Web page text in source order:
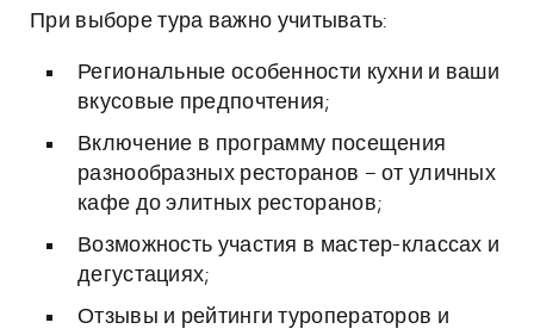
При выборе тура важно учитывать:
Региональные особенности кухни и ваши
вкусовые предпочтения;
Включение в программу посещения
разнообразных ресторанов – от уличных
кафе до элитных ресторанов;
Возможность участия в мастер-классах и
дегустациях;
Отзывы и рейтинги туроператоров и